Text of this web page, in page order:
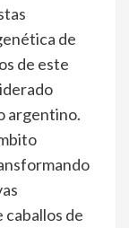
de
de este
argentino.
de